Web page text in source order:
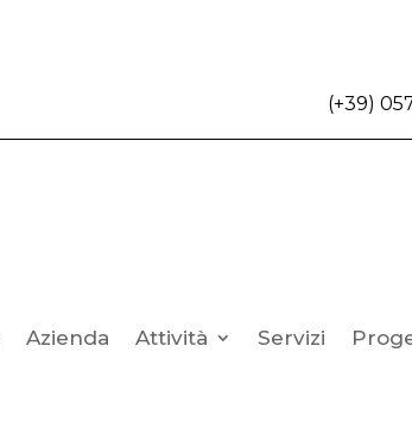
(+39)
Azienda Attività Servizi